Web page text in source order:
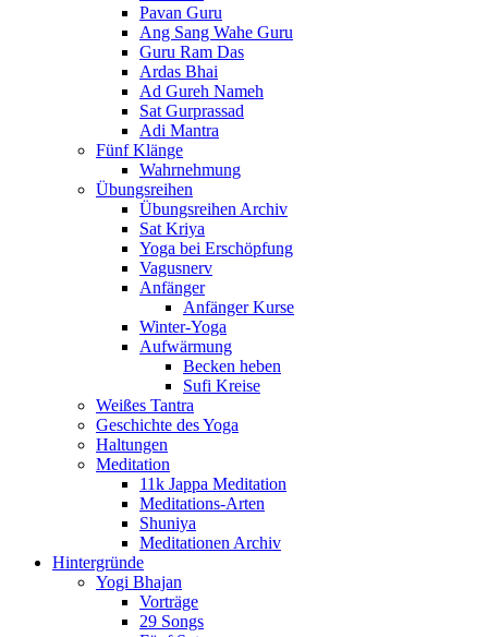
Pavan Guru
Ang Sang Wahe Guru
Guru Ram Das
Ardas Bhai
Ad Gureh Nameh
Sat Gurprassad
Adi Mantra
Fünf Klänge
Wahrnehmung
Übungsreihen
Übungsreihen Archiv
Sat Kriya
Yoga bei Erschöpfung
Vagusnerv
Anfänger
Anfänger Kurse
Winter-Yoga
Aufwärmung
Becken heben
Sufi Kreise
Weißes Tantra
Geschichte des Yoga
Haltungen
Meditation
11k Jappa Meditation
Meditations-Arten
Shuniya
Meditationen Archiv
Hintergründe
Yogi Bhajan
Vorträge
29 Songs